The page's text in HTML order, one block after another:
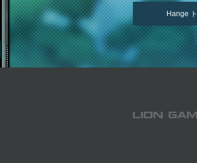
Hange